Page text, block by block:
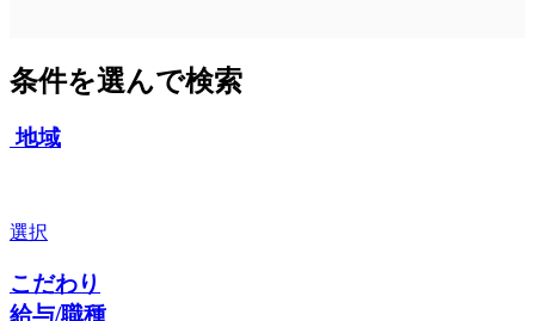
条件を選んで検索
地域
選択
こだわり
給与/職種